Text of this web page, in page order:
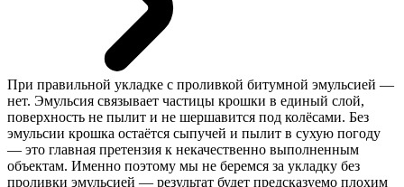
При правильной укладке с проливкой битумной эмульсией —
нет. Эмульсия связывает частицы крошки в единый слой,
поверхность не пылит и не шершавится под колёсами. Без
эмульсии крошка остаётся сыпучей и пылит в сухую погоду
— это главная претензия к некачественно выполненным
объектам. Именно поэтому мы не беремся за укладку без
проливки эмульсией — результат будет предсказуемо плохим